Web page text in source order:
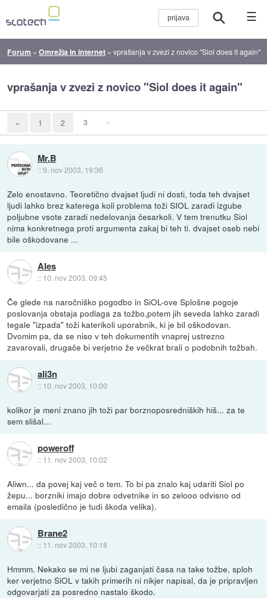
☰
Forum »Omrežja in internet »vprašanja v zvezi z novico "Siol does it again"
vprašanja v zvezi z novico "Siol does it again"
« 1 2 3 »
Mr.B
::9. nov 2003, 19:36
Zelo enostavno. Teoretično dvajset ljudi ni dosti, toda teh dvajset
ljudi lahko brez katerega koli problema toži SIOL zaradi izgube
poljubne vsote zaradi nedelovanja česarkoli. V tem trenutku Siol
nima konkretnega proti argumenta zakaj bi teh ti. dvajset oseb nebi
bile oškodovane ...
Ales
:: 10. nov 2003, 09:45
Če glede na naročniško pogodbo in SiOL-ove Splošne pogoje
poslovanja obstaja podlaga za tožbo,potem jih seveda lahko zaradi
tegale "izpada" toži katerikoli uporabnik, ki je bil oškodovan.
Dvomim pa, da se niso v teh dokumentih vnaprej ustrezno
zavarovali, drugače bi verjetno že večkrat brali o podobnih tožbah.
ali3n
:: 10. nov 2003, 10:00
kolikor je meni znano jih toži par borznoposredniških hiš... za te
sem slišal...
poweroff
:: 11. nov 2003, 10:02
Aliwn... da povej kaj več o tem. To bi pa znalo kaj udariti Siol po
žepu... borzniki imajo dobre odvetnike in so zelooo odvisno od
emaila (posledično je tudi škoda velika).
Brane2
:: 11. nov 2003, 10:18
Hmmm. Nekako se mi ne ljubi zaganjati časa na take tožbe, sploh
ker verjetno SiOL v takih primerih ni nikjer napisal, da je pripravljen
odgovarjati za posredno nastalo škodo.